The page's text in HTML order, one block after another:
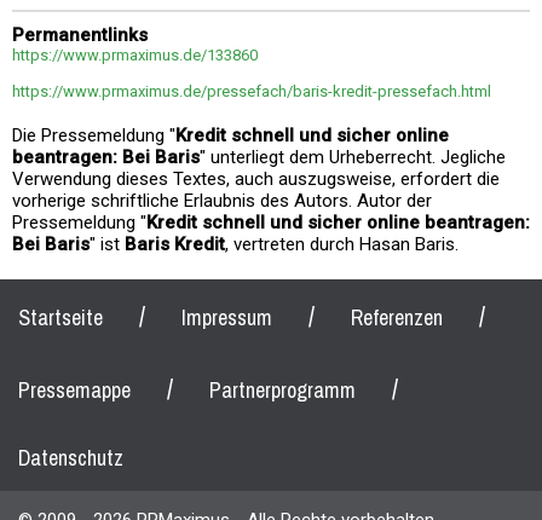
Permanentlinks
https://www.prmaximus.de/133860
https://www.prmaximus.de/pressefach/baris-kredit-pressefach.html
Die Pressemeldung "Kredit schnell und sicher online
beantragen: Bei Baris" unterliegt dem Urheberrecht. Jegliche
Verwendung dieses Textes, auch auszugsweise, erfordert die
vorherige schriftliche Erlaubnis des Autors. Autor der
Pressemeldung "Kredit schnell und sicher online beantragen:
Bei Baris" ist Baris Kredit, vertreten durch Hasan Baris.
Startseite / Impressum / Referenzen /
Pressemappe / Partnerprogramm /
Datenschutz